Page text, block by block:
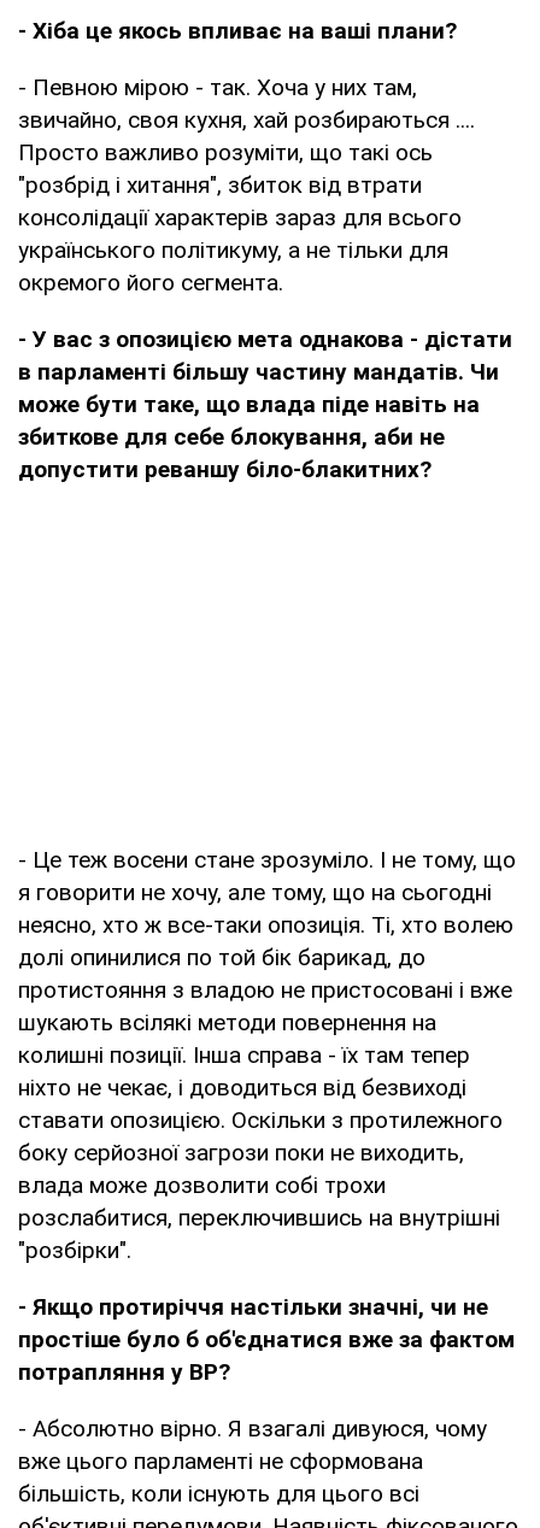
- Хіба це якось впливає на ваші плани?
- Певною мірою - так. Хоча у них там,
звичайно, своя кухня, хай розбираються ....
Просто важливо розуміти, що такі ось
"розбрід і хитання", збиток від втрати
консолідації характерів зараз для всього
українського політикуму, а не тільки для
окремого його сегмента.
- У вас з опозицією мета однакова - дістати
в парламенті більшу частину мандатів. Чи
може бути таке, що влада піде навіть на
збиткове для себе блокування, аби не
допустити реваншу біло-блакитних?
- Це теж восени стане зрозуміло. І не тому, що
я говорити не хочу, але тому, що на сьогодні
неясно, хто ж все-таки опозиція. Ті, хто волею
долі опинилися по той бік барикад, до
протистояння з владою не пристосовані і вже
шукають всілякі методи повернення на
колишні позиції. Інша справа - їх там тепер
ніхто не чекає, і доводиться від безвиході
ставати опозицією. Оскільки з протилежного
боку серйозної загрози поки не виходить,
влада може дозволити собі трохи
розслабитися, переключившись на внутрішні
"розбірки".
- Якщо протиріччя настільки значні, чи не
простіше було б об'єднатися вже за фактом
потрапляння у ВР?
- Абсолютно вірно. Я взагалі дивуюся, чому
вже цього парламенті не сформована
більшість, коли існують для цього всі